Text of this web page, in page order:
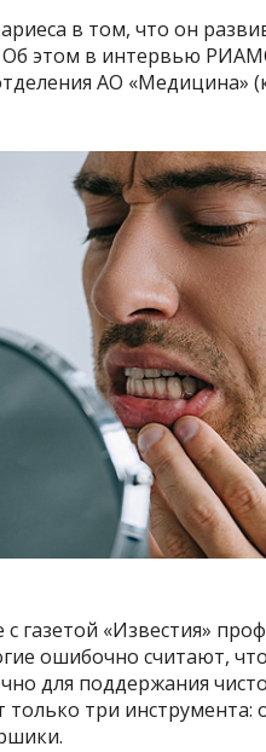
в том, что он
этом в интервью
АО «Медицина»
с газетой «Известия»
ошибочно считают,
для поддержания
только три